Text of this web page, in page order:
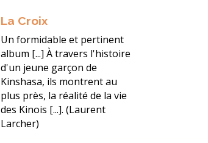
La Croix
Un formidable et pertinent
album [...] À travers l'histoire
d'un jeune garçon de
Kinshasa, ils montrent au
plus près, la réalité de la vie
des Kinois [...]. (Laurent
Larcher)